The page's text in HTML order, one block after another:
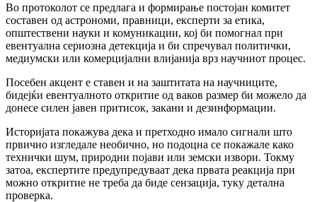
Во протоколот се предлага и формирање постојан комитет
составен од астрономи, правници, експерти за етика,
општествени науки и комуникации, кој би помогнал при
евентуална сериозна детекција и би спречувал политички,
медиумски или комерцијални влијанија врз научниот процес.
Посебен акцент е ставен и на заштитата на научниците,
бидејќи евентуалното откритие од ваков размер би можело да
донесе силен јавен притисок, закани и дезинформации.
Историјата покажува дека и претходно имало сигнали што
првично изгледале необично, но подоцна се покажале како
технички шум, природни појави или земски извори. Токму
затоа, експертите предупредуваат дека првата реакција при
можно откритие не треба да биде сензација, туку детална
проверка.